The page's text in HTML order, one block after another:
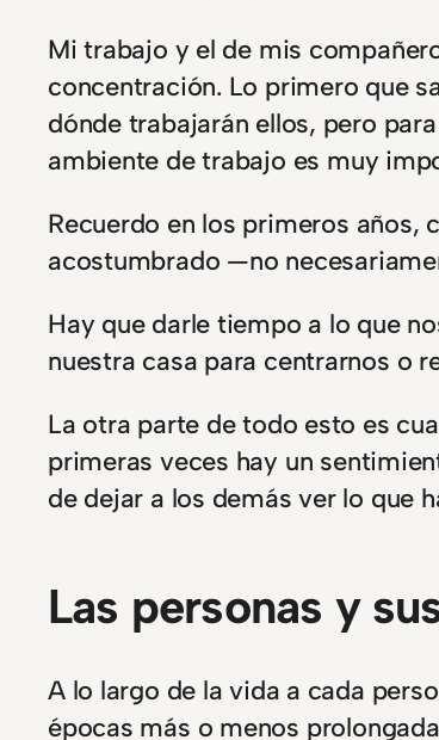
Mi trabajo y el de mis
concentración. Lo primero que
dónde trabajarán ellos, pero
ambiente de trabajo es muy
Recuerdo en los primeros años,
acostumbrado —no
Hay que darle tiempo a lo que
nuestra casa para centrarnos o
La otra parte de todo esto es
primeras veces hay un
de dejar a los demás ver lo que
Las personas y
A lo largo de la vida a cada
épocas más o menos